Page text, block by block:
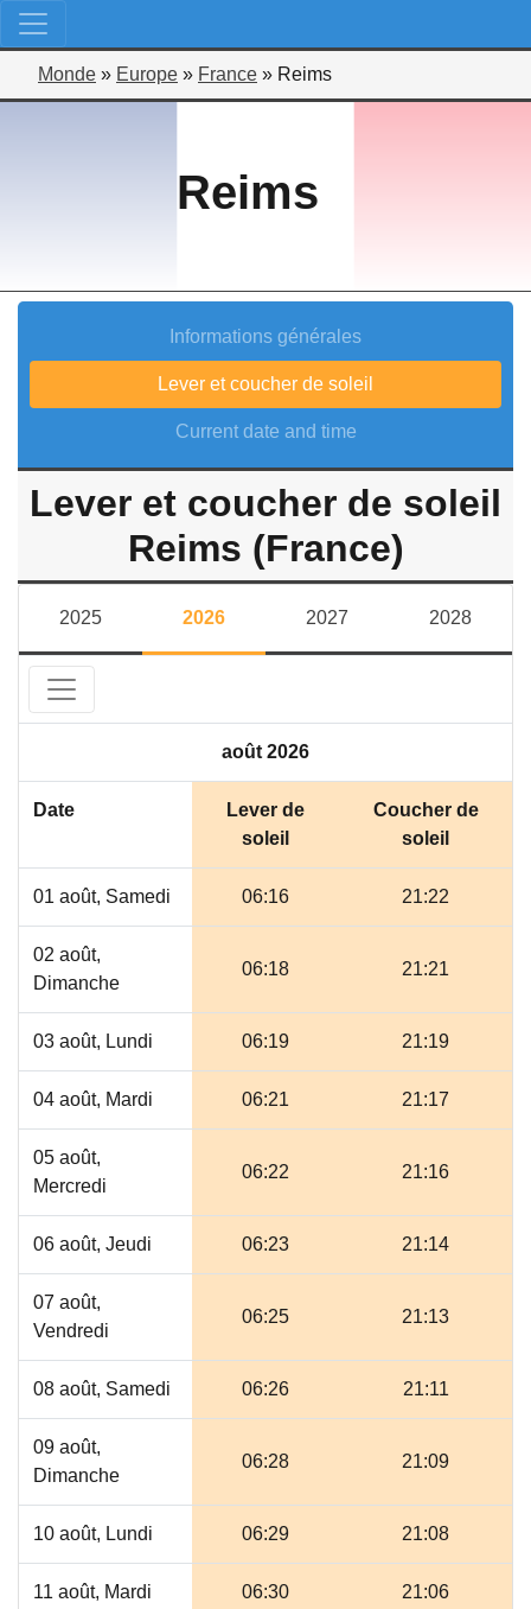
Monde » Europe » France » Reims
Reims
Informations générales
Lever et coucher de soleil
Current date and time
Lever et coucher de soleil
Reims (France)
2025 2026 2027 2028
août 2026
Date
Lever de
soleil
Coucher de
soleil
01 août, Samedi 06:16 21:22
02 août,
Dimanche
06:18 21:21
03 août, Lundi 06:19 21:19
04 août, Mardi 06:21 21:17
05 août,
Mercredi
06:22 21:16
06 août, Jeudi 06:23 21:14
07 août,
Vendredi
06:25 21:13
08 août, Samedi 06:26 21:11
09 août,
Dimanche
06:28 21:09
10 août, Lundi 06:29 21:08
11 août, Mardi 06:30 21:06